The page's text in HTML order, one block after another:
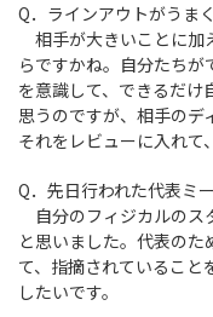
Q．ラインアウトがうま
相手が大きいことに加
らですかね。自分たち
を意識して、できるだけ
思うのですが、相手のデ
それをレビューに入れて
Q．先日行われた代表ミ
自分のフィジカルのス
と思いました。代表の
て、指摘されていること
したいです。